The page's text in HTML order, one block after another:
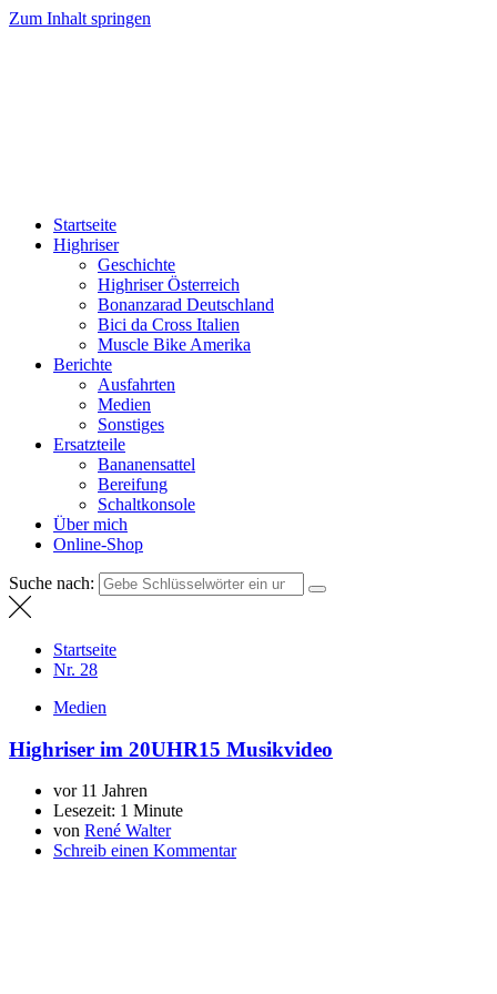
Zum Inhalt springen
Highriser / Bonanzarad / Bici da Cross / Muscle Bike
Startseite
Highriser
Geschichte
Highriser Österreich
Bonanzarad Deutschland
Bici da Cross Italien
Muscle Bike Amerika
Berichte
Ausfahrten
Medien
Sonstiges
Ersatzteile
Bananensattel
Bereifung
Schaltkonsole
Über mich
Online-Shop
Suche nach:
Startseite
Nr. 28
Medien
Highriser im 20UHR15 Musikvideo
vor 11 Jahren
Lesezeit: 1 Minute
von René Walter
Schreib einen Kommentar